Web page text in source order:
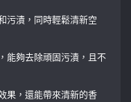
污漬，同時輕鬆清新空
能夠去除頑固污漬，且不
果，還能帶來清新的香